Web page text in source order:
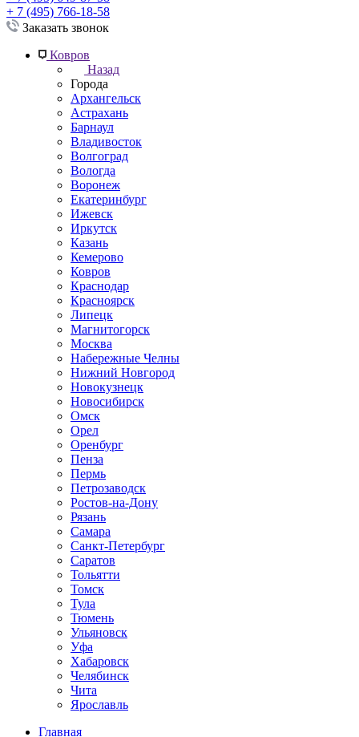
+ 7 (495) 766-18-58
Заказать звонок
Ковров
Назад
Города
Архангельск
Астрахань
Барнаул
Владивосток
Волгоград
Вологда
Воронеж
Екатеринбург
Ижевск
Иркутск
Казань
Кемерово
Ковров
Краснодар
Красноярск
Липецк
Магнитогорск
Москва
Набережные Челны
Нижний Новгород
Новокузнецк
Новосибирск
Омск
Орел
Оренбург
Пенза
Пермь
Петрозаводск
Ростов-на-Дону
Рязань
Самара
Санкт-Петербург
Саратов
Тольятти
Томск
Тула
Тюмень
Ульяновск
Уфа
Хабаровск
Челябинск
Чита
Ярославль
Главная